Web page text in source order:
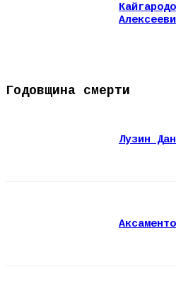
Годовщина смерти
Лузин